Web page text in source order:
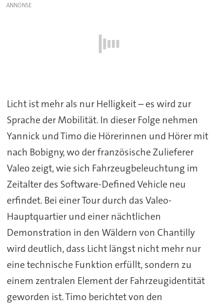
Licht ist mehr als nur Helligkeit – es wird zur
Sprache der Mobilität. In dieser Folge nehmen
Yannick und Timo die Hörerinnen und Hörer mit
nach Bobigny, wo der französische Zulieferer
Valeo zeigt, wie sich Fahrzeugbeleuchtung im
Zeitalter des Software-Defined Vehicle neu
erfindet. Bei einer Tour durch das Valeo-
Hauptquartier und einer nächtlichen
Demonstration in den Wäldern von Chantilly
wird deutlich, dass Licht längst nicht mehr nur
eine technische Funktion erfüllt, sondern zu
einem zentralen Element der Fahrzeugidentität
geworden ist. Timo berichtet von den